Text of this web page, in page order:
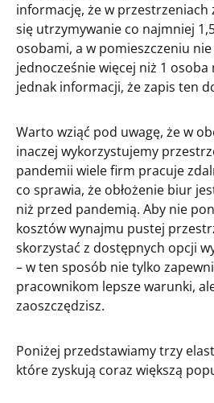
informację, że w przestrzeniach
się utrzymywanie co najmniej
osobami, a w pomieszczeniu
jednocześnie więcej niż 1 osoba
jednak informacji, że zapis ten
Warto wziąć pod uwagę, że w
inaczej wykorzystujemy
pandemii wiele firm pracuje
co sprawia, że obłożenie biur
niż przed pandemią. Aby nie
kosztów wynajmu pustej
skorzystać z dostępnych opcji
– w ten sposób nie tylko
pracownikom lepsze warunki,
zaoszczędzisz.
Poniżej przedstawiamy trzy
które zyskują coraz większą